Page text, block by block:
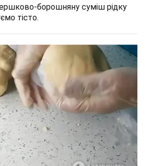
борошняну суміш рідку
тісто.